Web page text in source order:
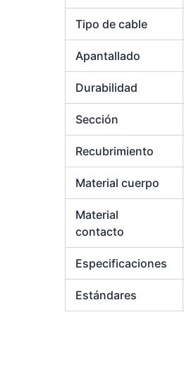
Tipo de cable
Apantallado
Durabilidad
Sección
Recubrimiento
Material cuerpo
Material
contacto
Especificaciones
Estándares